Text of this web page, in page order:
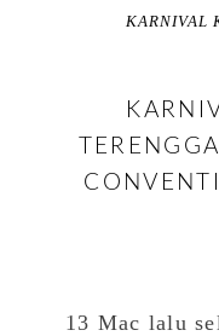
KARNIVAL
13 Mac lalu